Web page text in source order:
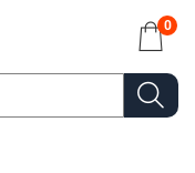
0